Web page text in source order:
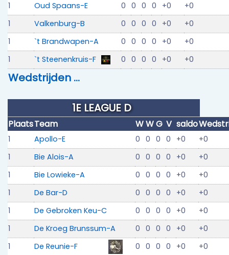
1
Oud Spaans-E 0 0 0 0 +0
+0
1
Valkenburg-B 0 0 0 0 +0
+0
1
`t Brandwapen-A 0 0 0 0 +0
+0
1
`t Steenenkruis-F 0 0 0 0 +0 +0
Wedstrijden …
1E LEAGUE D
PlaatsTeam WWG V saldo
1 Apollo-E 0 0 0 0 +0
+0
1
Bie Alois-A 0 0 0 0 +0
+0
1
Bie Lowieke-A 0 0 0 0 +0
+0
1
De Bar-D 0 0 0 0 +0
+0
1
De Gebroken Keu-C 0 0 0 0 +0
+0
1
De Kroeg Brunssum-A 0 0 0 0 +0
+0
1
De Reunie-F 0 0 0 0 +0
+0